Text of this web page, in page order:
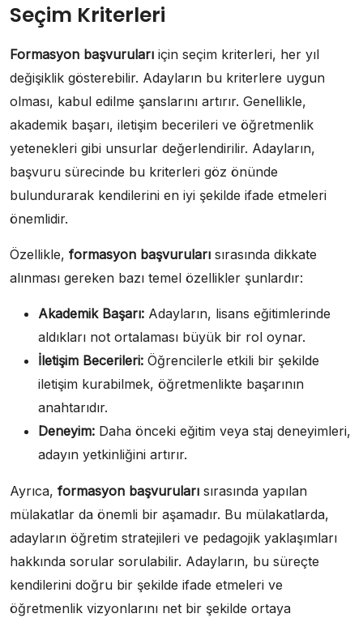
Seçim Kriterleri
Formasyon başvuruları için seçim kriterleri, her yıl
değişiklik gösterebilir. Adayların bu kriterlere uygun
olması, kabul edilme şanslarını artırır. Genellikle,
akademik başarı, iletişim becerileri ve öğretmenlik
yetenekleri gibi unsurlar değerlendirilir. Adayların,
başvuru sürecinde bu kriterleri göz önünde
bulundurarak kendilerini en iyi şekilde ifade etmeleri
önemlidir.
Özellikle, formasyon başvuruları sırasında dikkate
alınması gereken bazı temel özellikler şunlardır:
Akademik Başarı: Adayların, lisans eğitimlerinde
aldıkları not ortalaması büyük bir rol oynar.
İletişim Becerileri: Öğrencilerle etkili bir şekilde
iletişim kurabilmek, öğretmenlikte başarının
anahtarıdır.
Deneyim: Daha önceki eğitim veya staj deneyimleri,
adayın yetkinliğini artırır.
Ayrıca, formasyon başvuruları sırasında yapılan
mülakatlar da önemli bir aşamadır. Bu mülakatlarda,
adayların öğretim stratejileri ve pedagojik yaklaşımları
hakkında sorular sorulabilir. Adayların, bu süreçte
kendilerini doğru bir şekilde ifade etmeleri ve
öğretmenlik vizyonlarını net bir şekilde ortaya